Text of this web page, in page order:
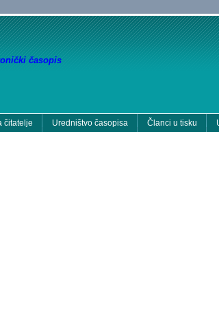
časopis
čitatelje Uredništvo časopisa Članci u tisku